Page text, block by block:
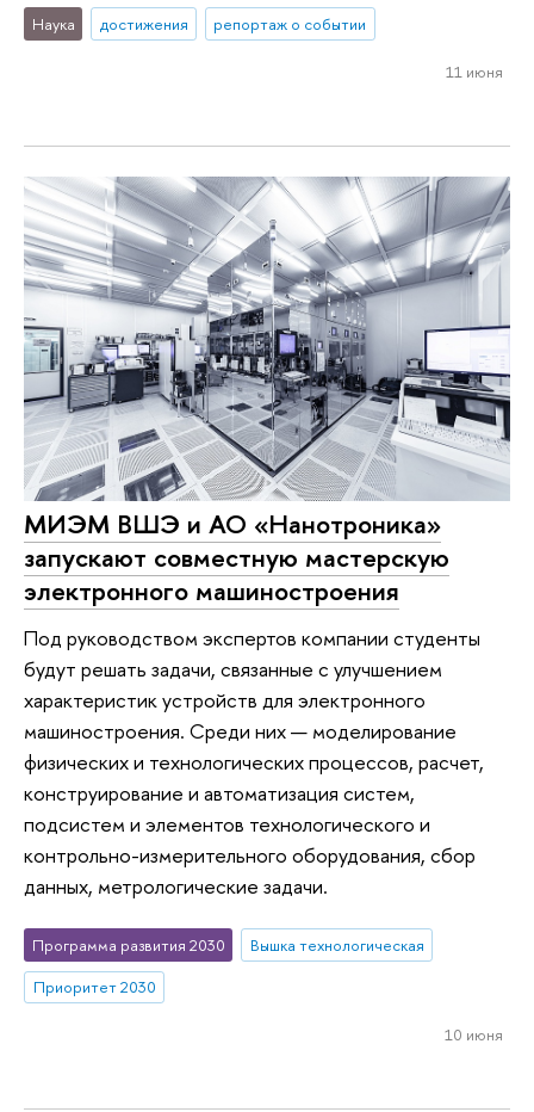
Наука достижения репортаж о событии
11 июня
МИЭМ ВШЭ и АО «Нанотроника»
запускают совместную мастерскую
электронного машиностроения
Под руководством экспертов компании студенты
будут решать задачи, связанные с улучшением
характеристик устройств для электронного
машиностроения. Среди них — моделирование
физических и технологических процессов, расчет,
конструирование и автоматизация систем,
подсистем и элементов технологического и
контрольно-измерительного оборудования, сбор
данных, метрологические задачи.
Программа развития 2030
Вышка технологическая
Приоритет 2030
10 июня